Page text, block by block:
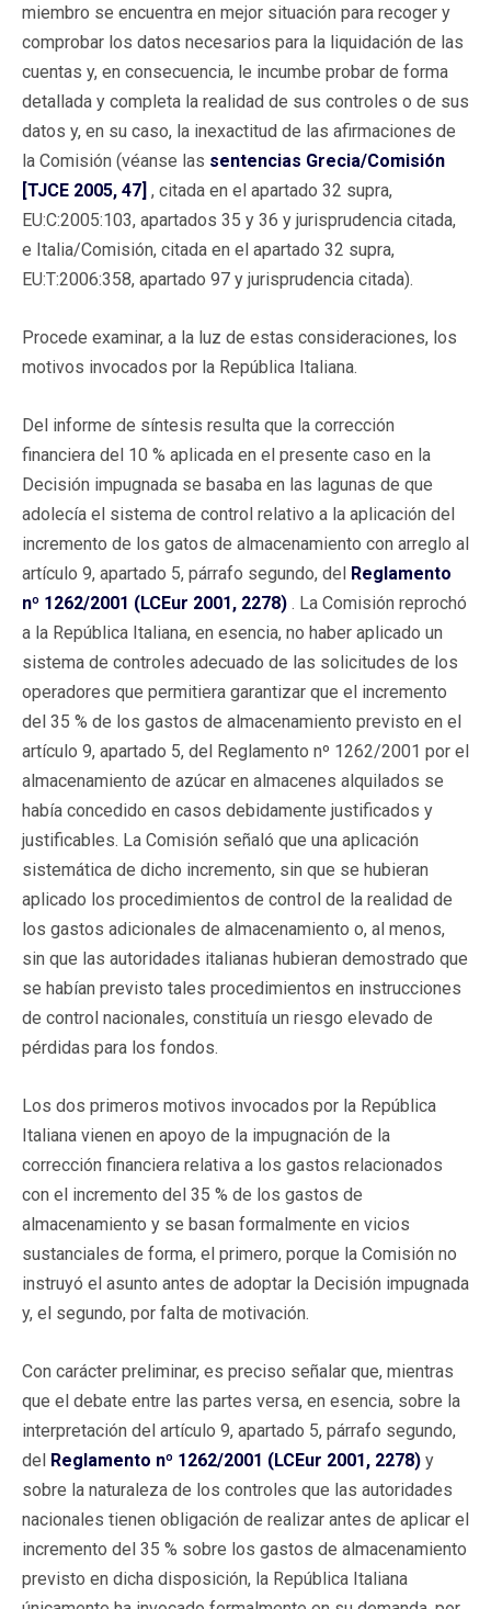
miembro se encuentra en mejor situación para recoger y
comprobar los datos necesarios para la liquidación de las
cuentas y, en consecuencia, le incumbe probar de forma
detallada y completa la realidad de sus controles o de sus
datos y, en su caso, la inexactitud de las afirmaciones de
la Comisión (véanse las sentencias Grecia/Comisión
[TJCE 2005, 47] , citada en el apartado 32 supra,
EU:C:2005:103, apartados 35 y 36 y jurisprudencia citada,
e Italia/Comisión, citada en el apartado 32 supra,
EU:T:2006:358, apartado 97 y jurisprudencia citada).
Procede examinar, a la luz de estas consideraciones, los
motivos invocados por la República Italiana.
Del informe de síntesis resulta que la corrección
financiera del 10 % aplicada en el presente caso en la
Decisión impugnada se basaba en las lagunas de que
adolecía el sistema de control relativo a la aplicación del
incremento de los gatos de almacenamiento con arreglo al
artículo 9, apartado 5, párrafo segundo, del Reglamento
nº 1262/2001 (LCEur 2001, 2278) . La Comisión reprochó
a la República Italiana, en esencia, no haber aplicado un
sistema de controles adecuado de las solicitudes de los
operadores que permitiera garantizar que el incremento
del 35 % de los gastos de almacenamiento previsto en el
artículo 9, apartado 5, del Reglamento nº 1262/2001 por el
almacenamiento de azúcar en almacenes alquilados se
había concedido en casos debidamente justificados y
justificables. La Comisión señaló que una aplicación
sistemática de dicho incremento, sin que se hubieran
aplicado los procedimientos de control de la realidad de
los gastos adicionales de almacenamiento o, al menos,
sin que las autoridades italianas hubieran demostrado que
se habían previsto tales procedimientos en instrucciones
de control nacionales, constituía un riesgo elevado de
pérdidas para los fondos.
Los dos primeros motivos invocados por la República
Italiana vienen en apoyo de la impugnación de la
corrección financiera relativa a los gastos relacionados
con el incremento del 35 % de los gastos de
almacenamiento y se basan formalmente en vicios
sustanciales de forma, el primero, porque la Comisión no
instruyó el asunto antes de adoptar la Decisión impugnada
y, el segundo, por falta de motivación.
Con carácter preliminar, es preciso señalar que, mientras
que el debate entre las partes versa, en esencia, sobre la
interpretación del artículo 9, apartado 5, párrafo segundo,
del Reglamento nº 1262/2001 (LCEur 2001, 2278) y
sobre la naturaleza de los controles que las autoridades
nacionales tienen obligación de realizar antes de aplicar el
incremento del 35 % sobre los gastos de almacenamiento
previsto en dicha disposición, la República Italiana